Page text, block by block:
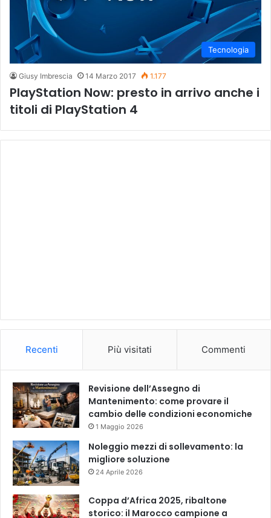
Tecnologia
Giusy Imbrescia 14 Marzo 2017 1.177
PlayStation Now: presto in arrivo anche i
titoli di PlayStation 4
Recenti Più visitati Commenti
Revisione dell’Assegno di
Mantenimento: come provare il
cambio delle condizioni economiche
1 Maggio 2026
Noleggio mezzi di sollevamento: la
migliore soluzione
24 Aprile 2026
Coppa d’Africa 2025, ribaltone
storico: il Marocco campione a